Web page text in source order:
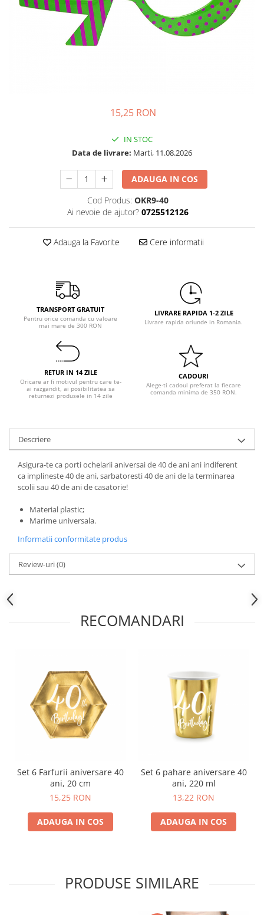
Confetti
Petrecere Star Wars
Petrecere Super Mario
Petrecere Supereroi
Petrecere Lovely Swan
Petrecere Mica Sirena
Petrecere Minnie Mouse
Petrecere Printese Disney
Petreceri Adulti
Petrecere Disco
Petrecere Anii '20
Petrecere Mexicana
Petrecere Tropicala
Summer Party
Petrecere Majorat
Petrecere 30 ani
Petrecere 40 Ani
Craciun
Gender Reveal
Baby Shower
Halloween
Petrecere 1 An
Petrecerea Burlacitelor
Petreceri Aniversare
Valentine's Day
15,25 RON
IN STOC
Data de livrare: Marti, 11.08.2026
ADAUGA IN COS
Cod Produs: OKR9-40
Ai nevoie de ajutor? 0725512126
Adauga la Favorite Cere informatii
TRANSPORT GRATUIT
Pentru orice comanda cu valoare
mai mare de 300 RON
LIVRARE RAPIDA 1-2 ZILE
Livrare rapida oriunde in Romania.
RETUR IN 14 ZILE
Oricare ar fi motivul pentru care te-
ai razgandit, ai posibilitatea sa
returnezi produsele in 14 zile
CADOURI
Alege-ti cadoul preferat la fiecare
comanda minima de 350 RON.
Descriere
Asigura-te ca porti ochelarii aniversai de 40 de ani ani indiferent
ca implineste 40 de ani, sarbatoresti 40 de ani de la terminarea
scolii sau 40 de ani de casatorie!
Material plastic;
Marime universala.
Informatii conformitate produs
Review-uri(0)
RECOMANDARI
Set 6 Farfurii aniversare 40
ani, 20 cm
15,25 RON
ADAUGA IN COS
Set 6 pahare aniversare 40
ani, 220 ml
13,22 RON
ADAUGA IN COS
PRODUSE SIMILARE